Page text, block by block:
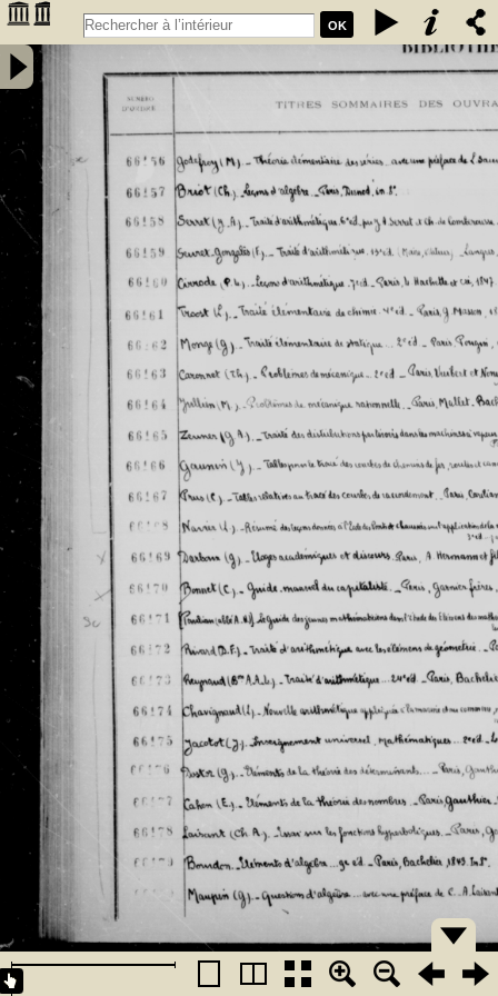
OK
Inventaire des fonds patrimoniaux lettres et sciences des
bibliothèques universitaires de Bordeaux. Registre 46. Numéros
d'inventaire de FR 66156 à FR 67930 - Université de Bordeaux
(1441-1970)